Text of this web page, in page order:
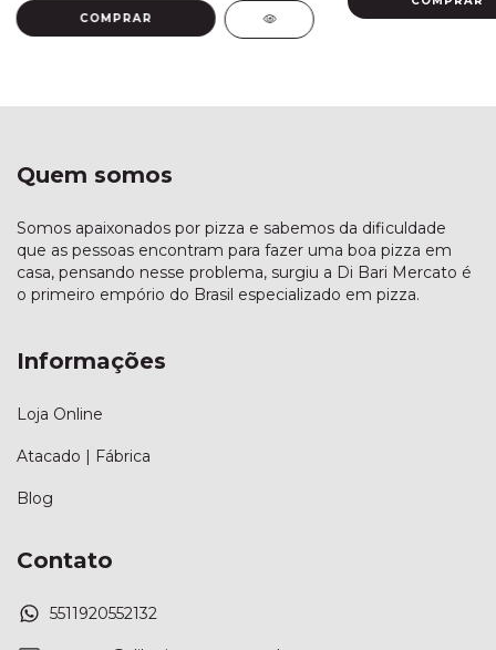
Quem somos
Somos apaixonados por pizza e sabemos da dificuldade
que as pessoas encontram para fazer uma boa pizza em
casa, pensando nesse problema, surgiu a Di Bari Mercato é
o primeiro empório do Brasil especializado em pizza.
Informações
Loja Online
Atacado | Fábrica
Blog
Contato
5511920552132